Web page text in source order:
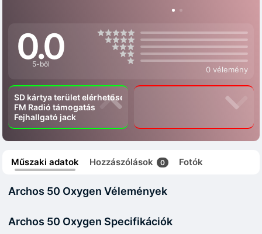
0.0
5-ből
0 vélemény
SD kártya terület elérhetőség
FM Radió támogatás
Fejhallgató jack
Műszaki adatok Hozzászólások 0 Fotók
Archos 50 Oxygen Vélemények
Archos 50 Oxygen Specifikációk